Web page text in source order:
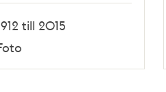
till 2015